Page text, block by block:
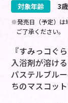
対象年齢
3
※発売日（予定）は
ご了承ください。
『すみっコぐ
入浴剤が溶け
パステルブル
ちのマスコット